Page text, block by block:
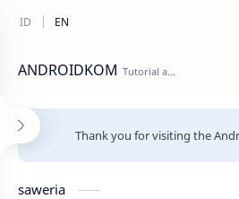
ANDROIDKOM
Thank you for visiting the
saweria